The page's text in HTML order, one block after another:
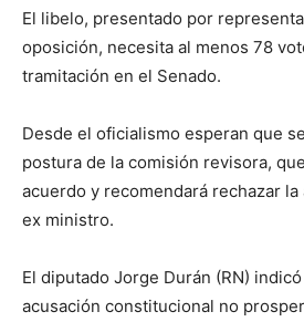
El libelo, presentado por
oposición, necesita al menos 78
tramitación en el Senado.
Desde el oficialismo esperan que
postura de la comisión revisora,
acuerdo y recomendará rechazar
ex ministro.
El diputado Jorge Durán (RN)
acusación constitucional no